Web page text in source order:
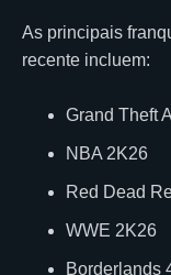
As principais
recente incluem:
Grand Theft
NBA 2K26
Red Dead
WWE 2K26
Borderlands